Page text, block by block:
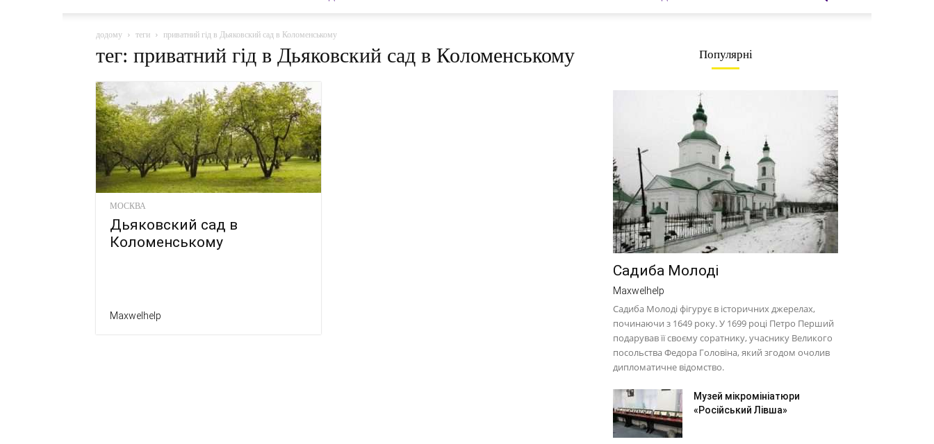
додому теги приватний гід в Дьяковский сад в Коломенському
тег: приватний гід в Дьяковский сад в Коломенському
МОСКВА
Дьяковский сад в
Коломенському
Maxwelhelp
Популярні
Садиба Молоді
Maxwelhelp
Садиба Молоді фігурує в історичних джерелах,
починаючи з 1649 року. У 1699 році Петро Перший
подарував її своєму соратнику, учаснику Великого
посольства Федора Головіна, який згодом очолив
дипломатичне відомство.
Музей мікромініатюри
«Російський Лівша»